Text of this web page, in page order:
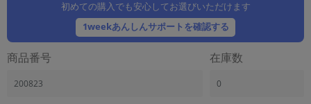
初めての購入でも安心してお選びいただけます
1weekあんしんサポートを確認する
商品番号
200823
在庫数
0
ランク
「新品」「未使用」「中古」など